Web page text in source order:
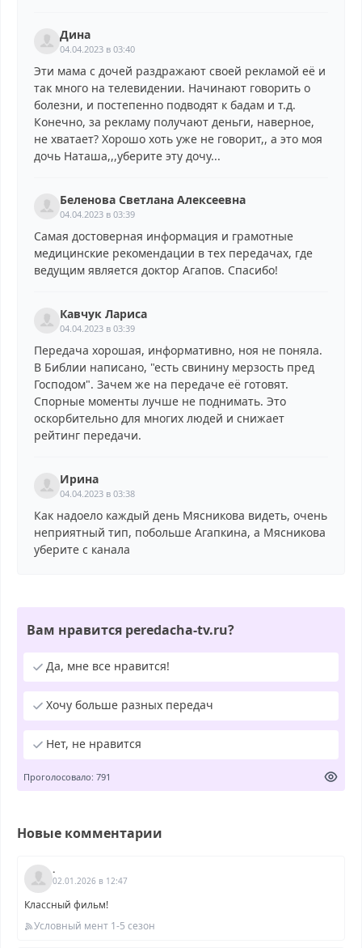
Дина
04.04.2023 в 03:40
Эти мама с дочей раздражают своей рекламой её и
так много на телевидении. Начинают говорить о
болезни, и постепенно подводят к бадам и т.д.
Конечно, за рекламу получают деньги, наверное,
не хватает? Хорошо хоть уже не говорит,, а это моя
дочь Наташа,,,уберите эту дочу...
Беленова Светлана Алексеевна
04.04.2023 в 03:39
Самая достоверная информация и грамотные
медицинские рекомендации в тех передачах, где
ведущим является доктор Агапов. Спасибо!
Кавчук Лариса
04.04.2023 в 03:39
Передача хорошая, информативно, ноя не поняла.
В Библии написано, "есть свинину мерзость пред
Господом". Зачем же на передаче её готовят.
Спорные моменты лучше не поднимать. Это
оскорбительно для многих людей и снижает
рейтинг передачи.
Ирина
04.04.2023 в 03:38
Как надоело каждый день Мясникова видеть, очень
неприятный тип, побольше Агапкина, а Мясникова
уберите с канала
Вам нравится peredacha-tv.ru?
Да, мне все нравится!
Хочу больше разных передач
Нет, не нравится
Проголосовало: 791
Новые комментарии
.
02.01.2026 в 12:47
Классный фильм!
Условный мент 1-5 сезон